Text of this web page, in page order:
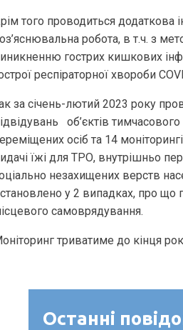
того проводиться додаткова
робота, в т.ч. з
гострих кишкових
респіраторної хвороби
за січень-лютий 2023 року
об’єктів
осіб та 14
їжі для ТРО, внутрішньо
незахищених верств
у 2 випадках, про що
самоврядування.
триватиме до кінця
Останні